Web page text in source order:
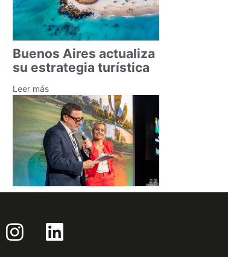
Buenos Aires actualiza
su estrategia turística
Leer más